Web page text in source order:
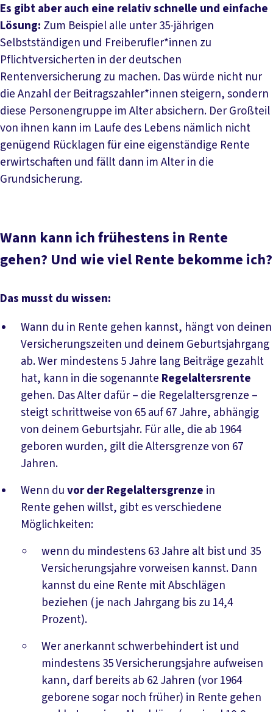
Es gibt aber auch eine relativ schnelle und einfache
Lösung: Zum Beispiel alle unter 35-jährigen
Selbstständigen und Freiberufler*innen zu
Pflichtversicherten in der deutschen
Rentenversicherung zu machen. Das würde nicht nur
die Anzahl der Beitragszahler*innen steigern, sondern
diese Personengruppe im Alter absichern. Der Großteil
von ihnen kann im Laufe des Lebens nämlich nicht
genügend Rücklagen für eine eigenständige Rente
erwirtschaften und fällt dann im Alter in die
Grundsicherung.
Wann kann ich frühestens in Rente
gehen? Und wie viel Rente bekomme ich?
Das musst du wissen:
Wann du in Rente gehen kannst, hängt von deinen
Versicherungszeiten und deinem Geburtsjahrgang
ab. Wer mindestens 5 Jahre lang Beiträge gezahlt
hat, kann in die sogenannte Regelaltersrente
gehen. Das Alter dafür – die Regelaltersgrenze –
steigt schrittweise von 65 auf 67 Jahre, abhängig
von deinem Geburtsjahr. Für alle, die ab 1964
geboren wurden, gilt die Altersgrenze von 67
Jahren.
Wenn duvor der Regelaltersgrenze in
Rente gehen willst, gibt es verschiedene
Möglichkeiten:
wenn du mindestens 63 Jahre alt bist und 35
Versicherungsjahre vorweisen kannst. Dann
kannst du eine Rente mit Abschlägen
beziehen (je nach Jahrgang bis zu 14,4
Prozent).
Wer anerkannt schwerbehindert ist und
mindestens 35 Versicherungsjahre aufweisen
kann, darf bereits ab 62 Jahren (vor 1964
geborene sogar noch früher) in Rente gehen